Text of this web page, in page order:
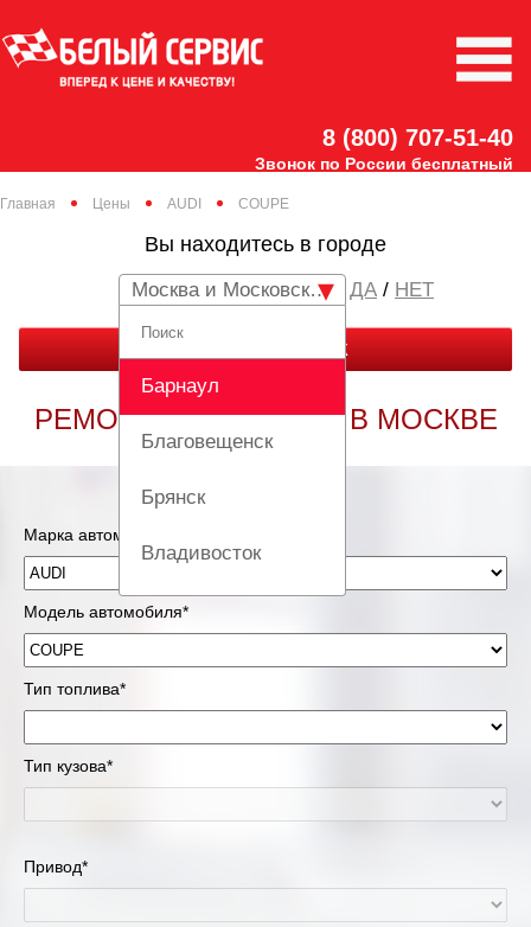
8 (800) 707-51-40
Звонок по России бесплатный
Главная Цены AUDI COUPE
Вы находитесь в городе
Москва и Московская область
Барнаул
Благовещенск
Брянск
Владивосток
Вологда
Екатеринбург
Красноярск
/ НЕТ
ЗАКАЗАТЬ ЗВОНОК
РЕМОНТ AUDI COUPE В МОСКВЕ
Марка автомобиля*
Модель автомобиля*
Тип топлива*
Тип кузова*
Привод*